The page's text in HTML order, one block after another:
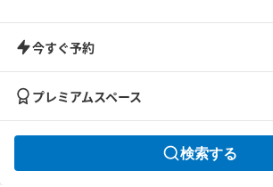
今すぐ予約
プレミアムスペース
検索する